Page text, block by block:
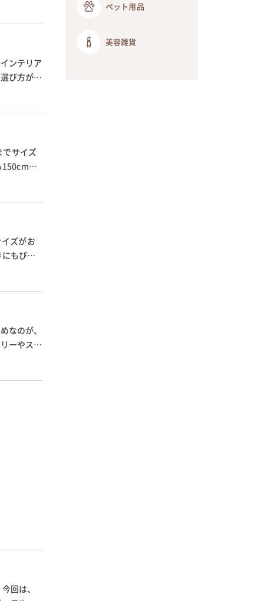
ンテリア
び方が分
でサイズ
150cmの
ズがお
もぴっ
なのが、
ーやスタ
回は、
ペット用品
美容雑貨